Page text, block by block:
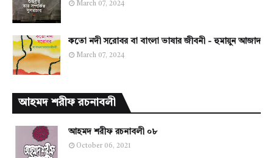
March 07, 2024
কতো নদী সরোবর বা বাংলা ভাষার জীবনী - হুমায়ুন আজাদ
March 07, 2024
আহমদ শরীফ রচনাবলী
আহমদ শরীফ রচনাবলী ০৮
October 06, 2021